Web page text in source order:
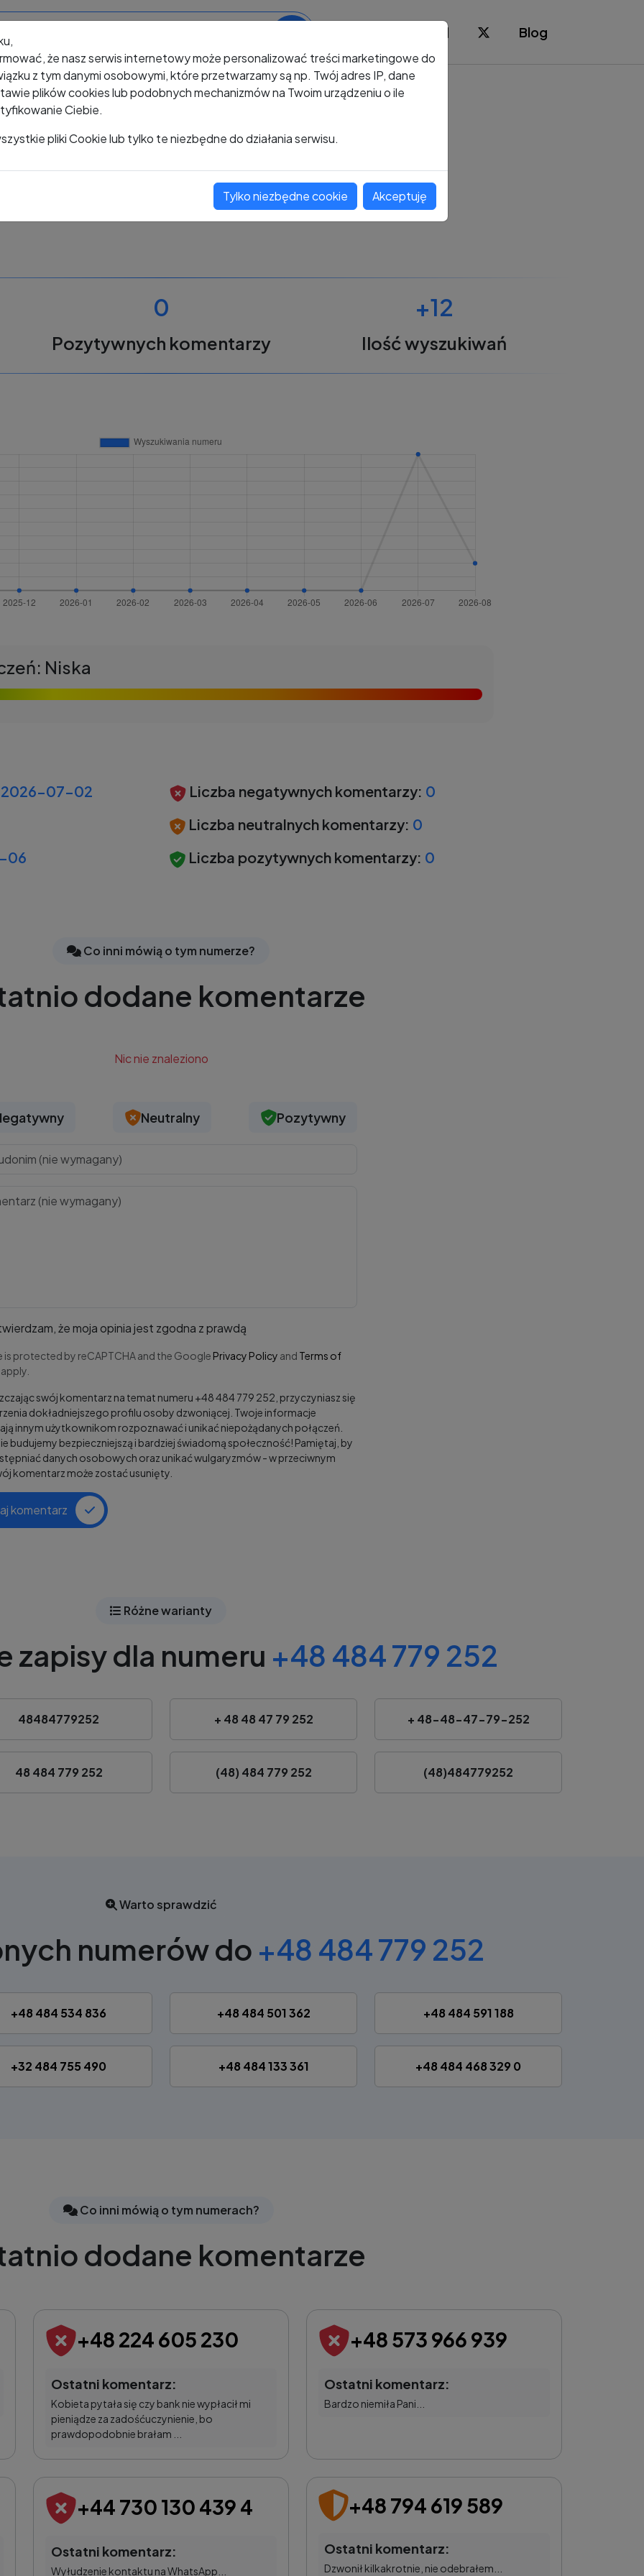
Blog
+48 484 779 252
Oceń ten numer
0
Pozytywnych komentarzy
+12
Ilość wyszukiwań
Niska
2026-07-02
06
Liczba negatywnych komentarzy: 0
Liczba neutralnych komentarzy: 0
Liczba pozytywnych komentarzy: 0
Co inni mówią o tym numerze?
dodane komentarze
Nic nie znaleziono
Neutralny Pozytywny
że moja opinia jest zgodna z prawdą
is protected by reCAPTCHA and the Google Privacy Policy and Terms of
apply.
swój komentarz na temat numeru +48 484 779 252, przyczyniasz się
dokładniejszego profilu osoby dzwoniącej. Twoje informacje
innym użytkownikom rozpoznawać i unikać niepożądanych połączeń.
budujemy bezpieczniejszą i bardziej świadomą społeczność! Pamiętaj, by
danych osobowych oraz unikać wulgaryzmów - w przeciwnym
komentarz może zostać usunięty.
komentarz
Różne warianty
zapisy dla numeru +48 484 779 252
48484779252 + 48 48 47 79 252 + 48-48-47-79-252
48 484 779 252 (48) 484 779 252 (48)484779252
Warto sprawdzić
numerów do +48 484 779 252
+48 484 534 836 +48 484 501 362 +48 484 591 188
+32 484 755 490 +48 484 133 361 +48 484 468 329 0
Co inni mówią o tym numerach?
dodane komentarze
+48 224 605 230
Ostatni komentarz:
Kobieta pytała się czy bank nie wypłacił mi
pieniądze za zadośćuczynienie, bo
prawdopodobnie brałam ...
+48 573 966 939
Ostatni komentarz:
Bardzo niemiła Pani...
+44 730 130 439 4
Ostatni komentarz:
Wyłudzenie kontaktu na WhatsApp...
+48 794 619 589
Ostatni komentarz:
Dzwonił kilkakrotnie, nie odebrałem...
że nasz serwis internetowy może personalizować treści marketingowe do
z tym danymi osobowymi, które przetwarzamy są np. Twój adres IP, dane
plików cookies lub podobnych mechanizmów na Twoim urządzeniu o ile
Ciebie.
pliki Cookie lub tylko te niezbędne do działania serwisu.
Tylko niezbędne cookie Akceptuję